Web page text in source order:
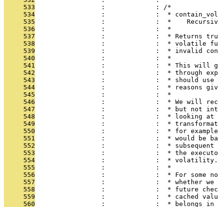
     533
                 :             : /*
     534
:             :  *
     535
:             :  *
     536
                 :             :  *
     537
:             :  * Returns
     538
:             :  * volatile
     539
:             :  * invalid
     540
                 :             :  *
     541
:             :  * This will
     542
:             :  * through
     543
:             :  * should
     544
:             :  * reasons
     545
                 :             :  *
     546
:             :  * We will
     547
:             :  * but not
     548
:             :  * looking
     549
:             :  *
     550
:             :  * for
     551
:             :  * would be
     552
:             :  *
     553
:             :  * the
     554
                 :             :  * volatility.
     555
                 :             :  *
     556
:             :  * For some
     557
:             :  * whether
     558
:             :  * future
     559
:             :  * cached
     560
:             :  * belongs